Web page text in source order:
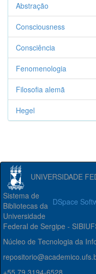
Abstração
Consciousness
Consciência
Fenomenologia
Filosofia alemã
Hegel
UNIVERSIDADE
DSpace
Sistema de
Bibliotecas da
Universidade
Federal de Sergipe -
Núcleo de Tecnologia da
+55 79 3194-6528